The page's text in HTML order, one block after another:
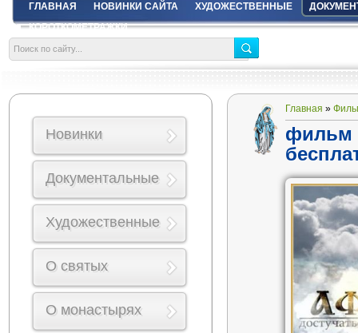
ГЛАВНАЯ НОВИНКИ САЙТА ХУДОЖЕСТВЕННЫЕ
КОРОТКОМЕТРАЖКИ
Главная »
фильм
Новинки
Документальные
Художественные
О святых
О монастырях